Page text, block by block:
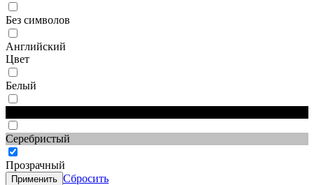
Без символов
Английский
Цвет
Белый
Серебристый
Прозрачный
Применить Сбросить